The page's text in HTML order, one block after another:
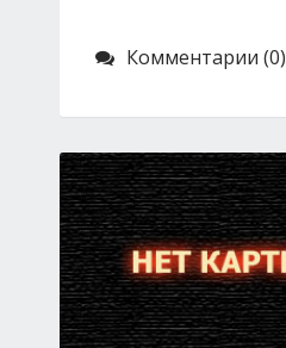
Комментарии (0)